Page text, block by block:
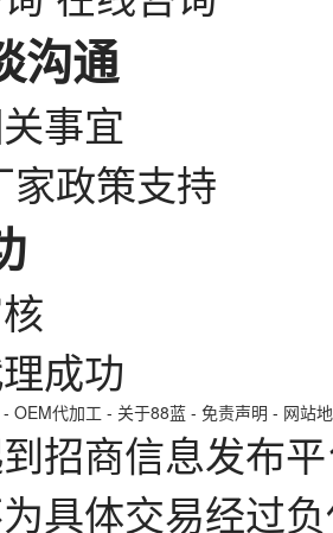
沟通
事宜
政策支持
成功
- OEM代加工 - 关于88蓝 - 免责声明 - 网站
招商信息发布
具体交易经过